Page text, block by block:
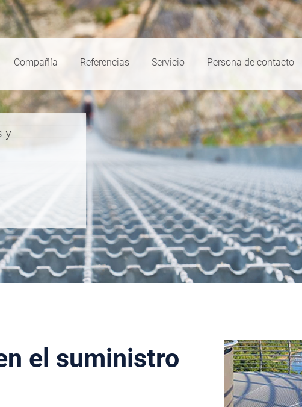
y
Compañía Referencias Servicio Persona de contacto
el suministro